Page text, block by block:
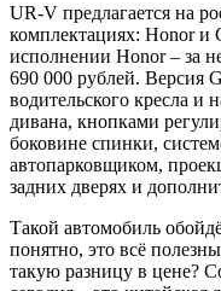
UR-V предлагается на
комплектациях: Honor и
исполнении Honor – за
690 000 рублей. Версия
водительского кресла и
дивана, кнопками
боковине спинки,
автопарковщиком,
задних дверях и
Такой автомобиль
понятно, это всё
такую разницу в цене?